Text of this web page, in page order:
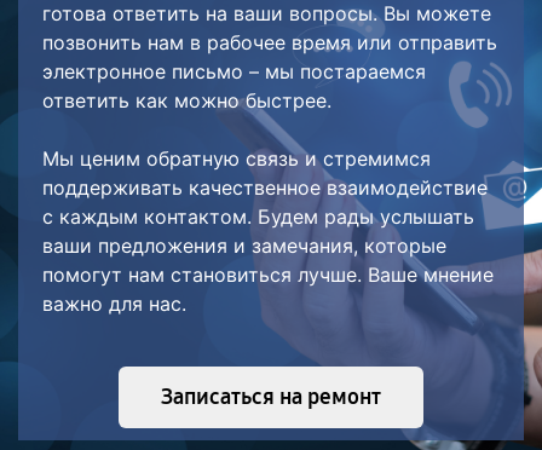
готова ответить на ваши вопросы. Вы можете
позвонить нам в рабочее время или отправить
электронное письмо – мы постараемся
ответить как можно быстрее.
Мы ценим обратную связь и стремимся
поддерживать качественное взаимодействие
с каждым контактом. Будем рады услышать
ваши предложения и замечания, которые
помогут нам становиться лучше. Ваше мнение
важно для нас.
Записаться на ремонт